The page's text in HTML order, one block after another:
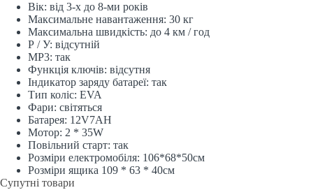
Вік: від 3-х до 8-ми років
Максимальне навантаження: 30 кг
Максимальна швидкість: до 4 км / год
Р / У: відсутній
МР3: так
Функція ключів: відсутня
Індикатор заряду батареї: так
Тип коліс: EVA
Фари: світяться
Батарея: 12V7AH
Мотор: 2 * 35W
Повільний старт: так
Розміри електромобіля: 106*68*50см
Розміри ящика 109 * 63 * 40см
Супутні товари